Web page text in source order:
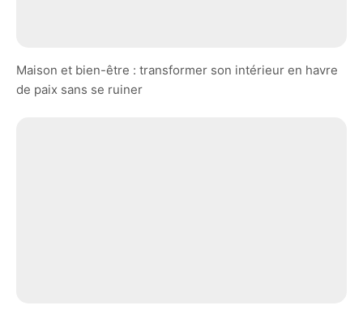
Maison et bien-être : transformer son intérieur en havre
de paix sans se ruiner